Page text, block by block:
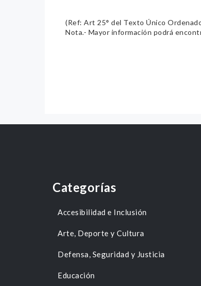
(Ref: Art 25° del Texto Único
Nota.- Mayor información podrá
Categorías
Accesibilidad e Inclusión
Arte, Deporte y Cultura
Defensa, Seguridad y Justicia
Educación